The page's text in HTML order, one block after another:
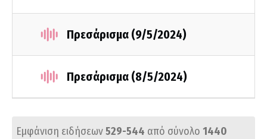
Πρεσάρισμα (9/5/2024)
Πρεσάρισμα (8/5/2024)
Εμφάνιση ειδήσεων529-544 από σύνολο 1440